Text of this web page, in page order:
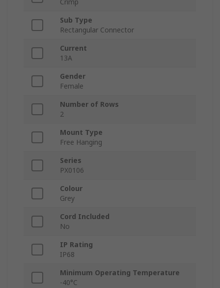
Crimp
Sub Type
Rectangular Connector
Current
13A
Gender
Female
Number of Rows
2
Mount Type
Free Hanging
Series
PX0106
Colour
Grey
Cord Included
No
IP Rating
IP68
Minimum Operating Temperature
-40°C